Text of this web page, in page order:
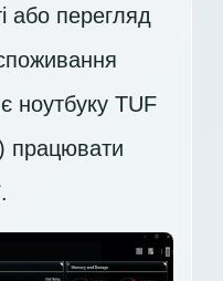
або перегляд
ноутбуку TUF
працювати